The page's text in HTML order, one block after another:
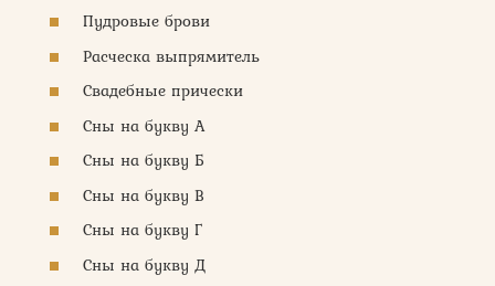
Пудровые брови
Расческа выпрямитель
Свадебные прически
Сны на букву А
Сны на букву Б
Сны на букву В
Сны на букву Г
Сны на букву Д